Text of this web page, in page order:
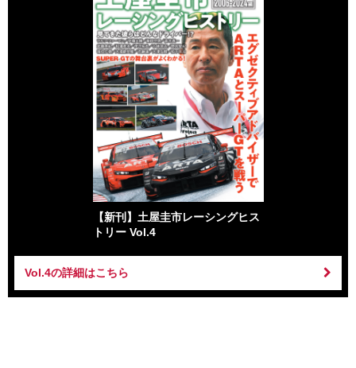
【新刊】土屋圭市レーシングヒス
トリー Vol.4
Vol.4の詳細はこちら